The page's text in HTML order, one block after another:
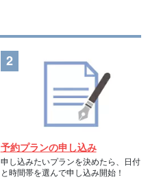
予約プランの申し込み
申し込みたいプランを決めたら、日付
と時間帯を選んで申し込み開始！